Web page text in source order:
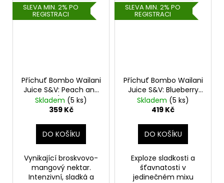
SLEVA MIN. 2% PO
REGISTRACI
Příchuť Bombo Wailani
Juice S&V: Peach and
Mango (Broskev a
mango) 15ml
Skladem (5 ks)
359 Kč
DO KOŠÍKU
Vynikající broskvovo-
mangový nektar.
Intenzivní, sladká a
SLEVA MIN. 2% PO
REGISTRACI
Příchuť Bombo Wailani
Juice S&V: Blueberry
and Raspberry
(Borůvka a malina)
Skladem (5 ks)
419 Kč
DO KOŠÍKU
Exploze sladkosti a
šťavnatosti v
jedinečném mixu